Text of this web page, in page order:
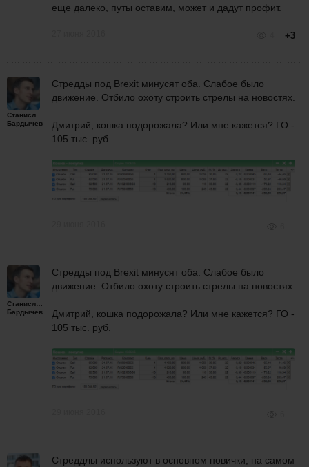
еще далеко, путы оставим, может и дадут профит.
+3
Станислав
Бардычев
Стредды под Brexit минусят оба. Слабое было
движение. Отбило охоту строить стрелы на новостях.
Дмитрий, кошка подорожала? Или мне кажется? ГО -
105 тыс. руб.
Станислав
Бардычев
Стредды под Brexit минусят оба. Слабое было
движение. Отбило охоту строить стрелы на новостях.
Дмитрий, кошка подорожала? Или мне кажется? ГО -
105 тыс. руб.
Стреддлы используют в основном новички, на самом